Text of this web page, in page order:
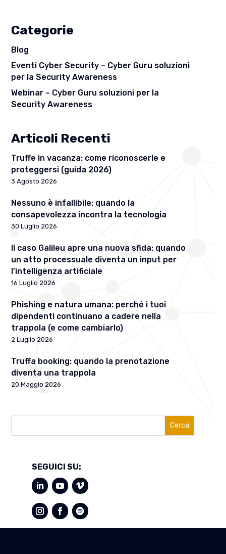
Categorie
Blog
Eventi Cyber Security – Cyber Guru soluzioni
per la Security Awareness
Webinar – Cyber Guru soluzioni per la
Security Awareness
Articoli Recenti
Truffe in vacanza: come riconoscerle e
proteggersi (guida 2026)
3 Agosto 2026
Nessuno è infallibile: quando la
consapevolezza incontra la tecnologia
30 Luglio 2026
Il caso Galileu apre una nuova sfida: quando
un atto processuale diventa un input per
l’intelligenza artificiale
16 Luglio 2026
Phishing e natura umana: perché i tuoi
dipendenti continuano a cadere nella
trappola (e come cambiarlo)
2 Luglio 2026
Truffa booking: quando la prenotazione
diventa una trappola
20 Maggio 2026
Cerca
SEGUICI SU: